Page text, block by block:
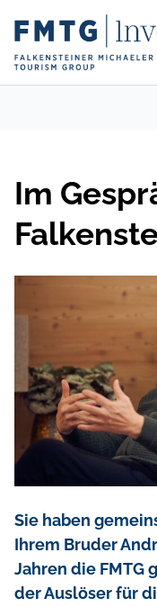
Im
Sie haben
Ihrem Bruder
Jahren die FMTG
der Auslöser für